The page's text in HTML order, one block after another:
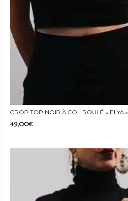
CROP TOP NOIR À COL ROULÉ « ELYA »
49,00€